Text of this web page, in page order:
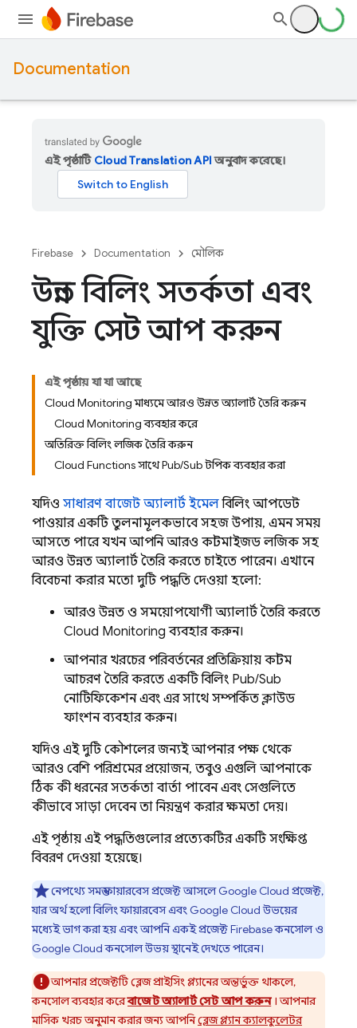
Documentation
এই পৃষ্ঠাটি Cloud Translation APIঅনুবাদ করেছে।
Firebase Documentation মৌলিক
উন্নত বিলিং সতর্কতা এবং
যুক্তি সেট আপ করুন
এই পৃষ্ঠায় যা যা আছে
Cloud Monitoring মাধ্যমে আরও উন্নত অ্যালার্ট তৈরি করুন
Cloud Monitoring ব্যবহার করে
অতিরিক্ত বিলিং লজিক তৈরি করুন
Cloud Functions সাথে Pub/Sub টপিক ব্যবহার করা
যদিও সাধারণ বাজেট অ্যালার্ট ইমেলবিলিং আপডেট
পাওয়ার একটি তুলনামূলকভাবে সহজ উপায়, এমন সময়
আসতে পারে যখন আপনি আরও কাস্টমাইজড লজিক সহ
আরও উন্নত অ্যালার্ট তৈরি করতে চাইতে পারেন। এখানে
বিবেচনা করার মতো দুটি পদ্ধতি দেওয়া হলো:
আরও উন্নত ও সময়োপযোগী অ্যালার্ট তৈরি করতে
Cloud Monitoring ব্যবহার করুন।
আপনার খরচের পরিবর্তনের প্রতিক্রিয়ায় কাস্টম
আচরণ তৈরি করতে একটি বিলিং Pub/Sub
নোটিফিকেশন এবং এর সাথে সম্পর্কিত ক্লাউড
ফাংশন ব্যবহার করুন।
যদিও এই দুটি কৌশলের জন্যই আপনার পক্ষ থেকে
আরও বেশি পরিশ্রমের প্রয়োজন, তবুও এগুলি আপনাকে
ঠিক কী ধরনের সতর্কতা বার্তা পাবেন এবং সেগুলিতে
কীভাবে সাড়া দেবেন তা নিয়ন্ত্রণ করার ক্ষমতা দেয়।
এই পৃষ্ঠায় এই পদ্ধতিগুলোর প্রত্যেকটির একটি সংক্ষিপ্ত
বিবরণ দেওয়া হয়েছে।
নেপথ্যে সমস্ত ফায়ারবেস প্রজেক্ট আসলেGoogle Cloud প্রজেক্ট,
যার অর্থ হলো বিলিং ফায়ারবেস এবং Google Cloudউভয়ের
মধ্যেই ভাগ করা হয় এবং আপনি একই প্রজেক্টFirebaseকনসোল ও
Google Cloudকনসোল উভয় স্থানেই দেখতে পারেন।
আপনার প্রজেক্টটি ব্লেজ প্রাইসিং প্ল্যানের অন্তর্ভুক্ত থাকলে,
কনসোল ব্যবহার করেবাজেট অ্যালার্ট সেট আপ করুন। আপনার
মাসিক খরচ অনুমান করার জন্য আপনিব্লেজ প্ল্যান ক্যালকুলেটর